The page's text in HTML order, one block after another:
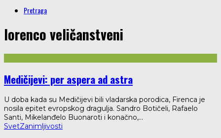
Pretraga
lorenco veličanstveni
Medičijevi: per aspera ad astra
U doba kada su Medičijevi bili vladarska porodica, Firenca je
nosila epitet evropskog dragulja. Sandro Botičeli, Rafaelo
Santi, Mikelanđelo Buonaroti i konačno,...
SvetZanimljivosti